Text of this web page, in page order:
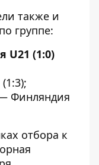
также и
группе:
U21 (1:0)
Финляндия
отбора к